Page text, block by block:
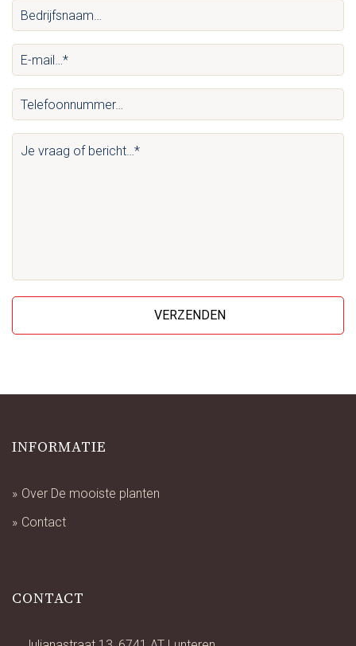
(Vereist)
Bedrijfsnaam…
E-
mail…
(Vereist)
Telefoonnummer…
INFORMATIE
Over De mooiste planten
Contact
CONTACT